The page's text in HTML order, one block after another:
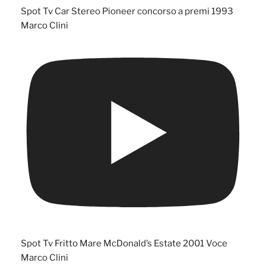
Spot Tv Car Stereo Pioneer concorso a premi 1993
Marco Clini
Spot Tv Fritto Mare McDonald’s Estate 2001 Voce
Marco Clini